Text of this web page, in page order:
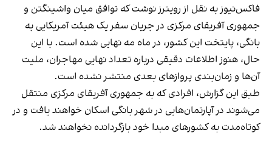
فاکس‌نیوز به نقل از رویترز نوشت که توافق میان واشینگتن و
جمهوری آفریقای مرکزی در جریان سفر یک هیئت آمریکایی به
بانگی، پایتخت این کشور، در ماه مه نهایی شده است. با این
حال، هنوز اطلاعات دقیقی درباره تعداد نهایی مهاجران، ملیت
آن‌ها و زمان‌بندی پروازهای بعدی منتشر نشده است.
طبق این گزارش، افرادی که به جمهوری آفریقای مرکزی منتقل
می‌شوند در آپارتمان‌هایی در شهر بانگی اسکان خواهند یافت و در
کوتاه‌مدت به کشورهای مبدا خود بازگردانده نخواهند شد.